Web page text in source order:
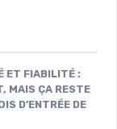
ET FIABILITÉ :
MAIS ÇA RESTE
D’ENTRÉE DE